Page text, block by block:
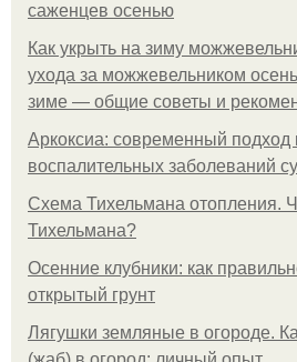
саженцев осенью
Как укрыть на зиму
ухода за можжевельником
зиме — общие советы и
Аркоксиа: современный подход
воспалительных заболеваний
Схема Тихельмана отопления.
Тихельмана?
Осенние клубники: как
открытый грунт
Лягушки земляные в огороде.